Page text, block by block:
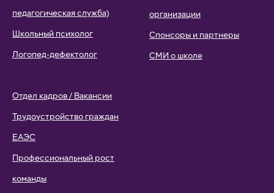
педагогическая служба)
Школьный психолог
Логопед-дефектолог
Отдел кадров / Вакансии
Трудоустройство граждан
ЕАЭС
Профессиональный рост
команды
организации
Спонсоры и партнеры
СМИ о школе